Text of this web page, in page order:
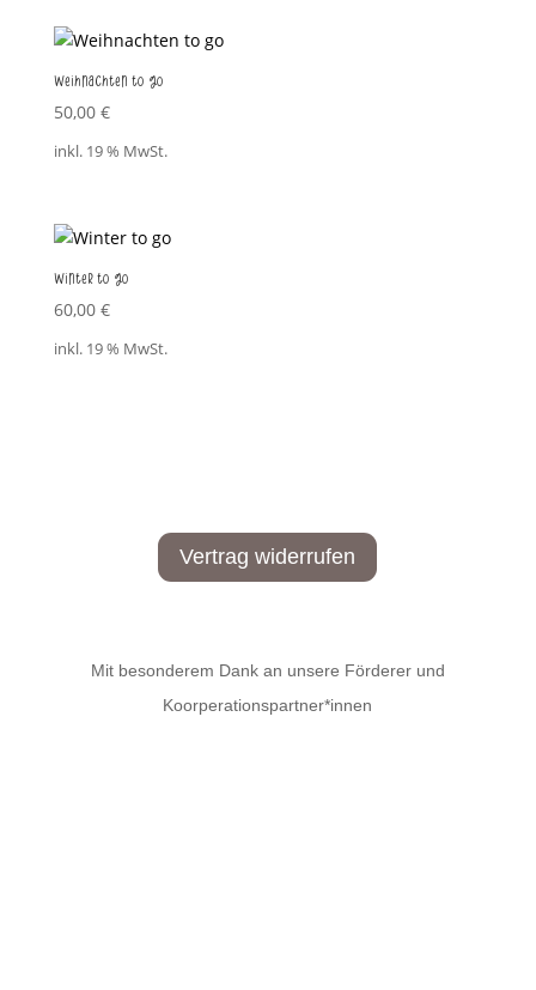
Weihnachten to go
50,00 €
inkl. 19 % MwSt.
Winter to go
60,00 €
inkl. 19 % MwSt.
Vertrag widerrufen
Mit besonderem Dank an unsere Förderer und
Koorperationspartner*innen